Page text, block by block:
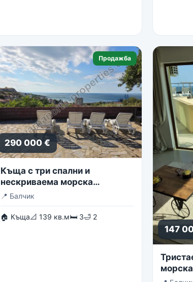
Продажба
290 000 €
Къща с три спални и
нескриваема морска
панорама
📍 Балчик
🏠 Къща📐 139 кв.м🛏 3🛁 2
147